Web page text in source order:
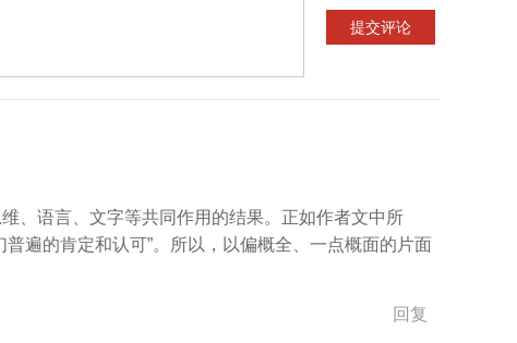
、语言、文字等共同作用的结果。正如作者文中所
遍的肯定和认可”。所以，以偏概全、一点概面的片面
回复